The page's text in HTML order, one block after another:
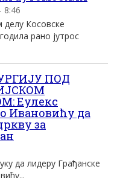
8:46
делу Косовске
рано јутрос
ПОД
Еулекс
Ивановићу да
за
да лидеру Грађанске